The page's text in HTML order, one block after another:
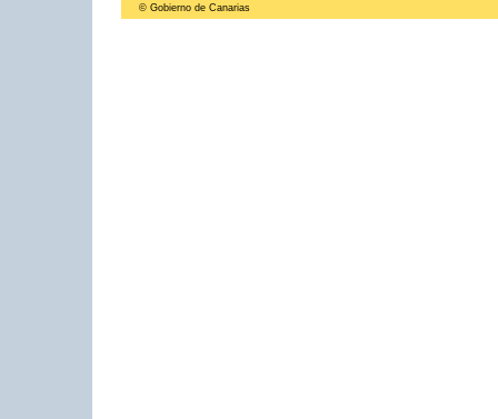
© Gobierno de Canarias